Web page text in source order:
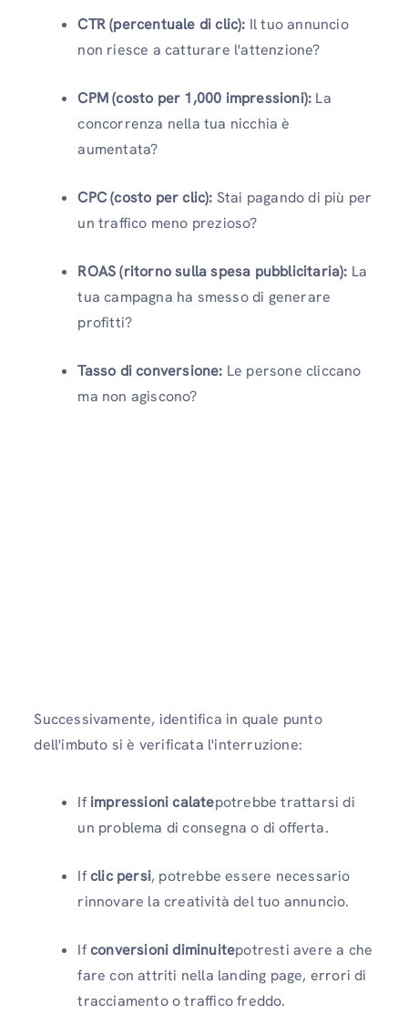
CTR (percentuale di clic): Il tuo annuncio
non riesce a catturare l'attenzione?
CPM (costo per 1,000 impressioni): La
concorrenza nella tua nicchia è
aumentata?
CPC (costo per clic): Stai pagando di più per
un traffico meno prezioso?
ROAS (ritorno sulla spesa pubblicitaria): La
tua campagna ha smesso di generare
profitti?
Tasso di conversione: Le persone cliccano
ma non agiscono?
Successivamente, identifica in quale punto
dell'imbuto si è verificata l'interruzione:
Ifimpressioni calatepotrebbe trattarsi di
un problema di consegna o di offerta.
Ifclic persi, potrebbe essere necessario
rinnovare la creatività del tuo annuncio.
Ifconversioni diminuitepotresti avere a che
fare con attriti nella landing page, errori di
tracciamento o traffico freddo.